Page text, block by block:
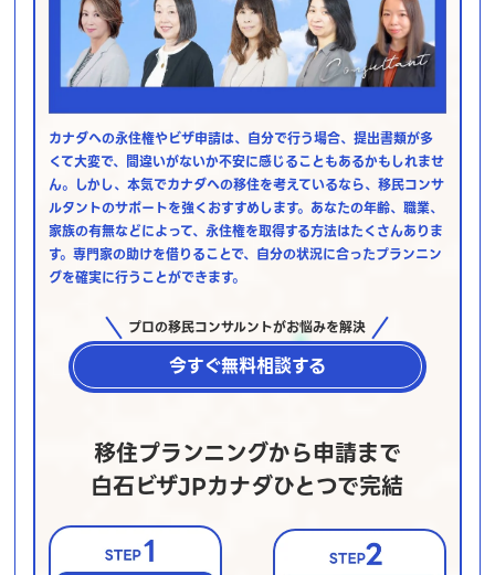
カナダへの永住権やビザ申請は、自分で行う場合、提出書類が多
くて大変で、間違いがないか不安に感じることもあるかもしれませ
ん。しかし、本気でカナダへの移住を考えているなら、移民コンサ
ルタントのサポートを強くおすすめします。あなたの年齢、職業、
家族の有無などによって、永住権を取得する方法はたくさんありま
す。専門家の助けを借りることで、自分の状況に合ったプランニン
グを確実に行うことができます。
プロの移民コンサルントがお悩みを解決
今すぐ無料相談する
移住プランニングから申請まで
白石ビザJPカナダひとつで完結